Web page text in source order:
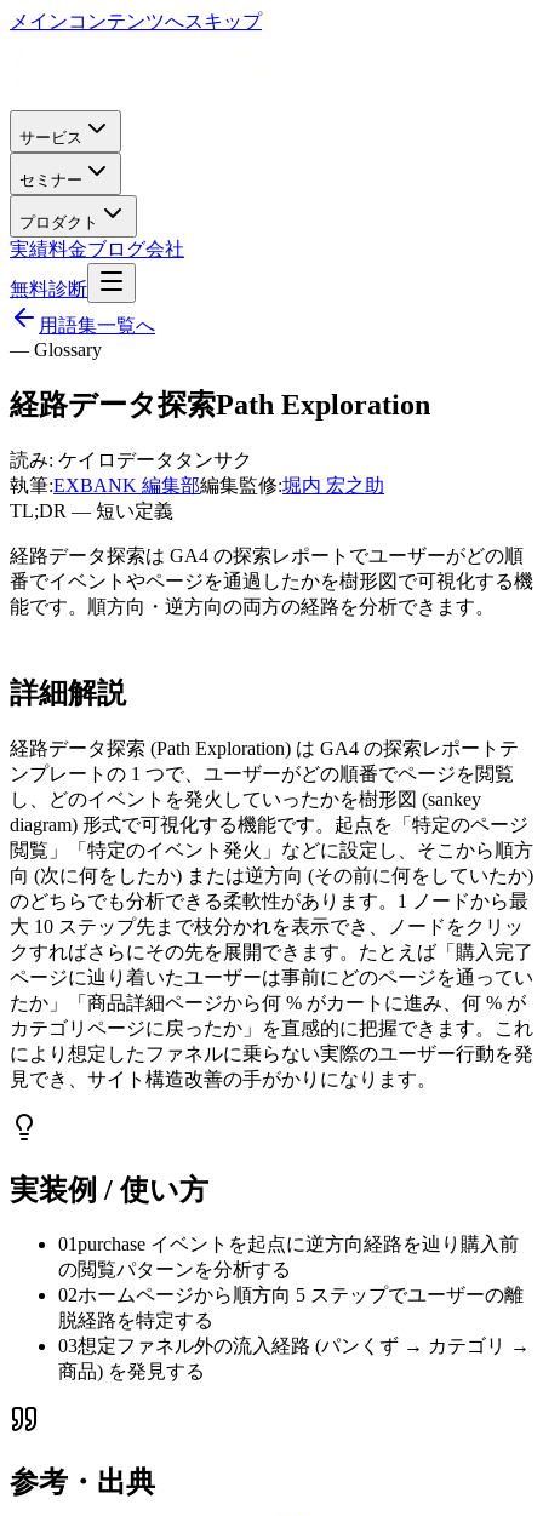
メインコンテンツへスキップ
サービス
セミナー
プロダクト
実績料金ブログ会社
無料診断
用語集一覧へ
— Glossary
経路データ探索Path Exploration
読み: ケイロデータタンサク
執筆:EXBANK 編集部編集監修:堀内 宏之助
TL;DR — 短い定義
経路データ探索は GA4 の探索レポートでユーザーがどの順
番でイベントやページを通過したかを樹形図で可視化する機
能です。順方向・逆方向の両方の経路を分析できます。
詳細解説
経路データ探索 (Path Exploration) は GA4 の探索レポートテ
ンプレートの 1 つで、ユーザーがどの順番でページを閲覧
し、どのイベントを発火していったかを樹形図 (sankey
diagram) 形式で可視化する機能です。起点を「特定のページ
閲覧」「特定のイベント発火」などに設定し、そこから順方
向 (次に何をしたか) または逆方向 (その前に何をしていたか)
のどちらでも分析できる柔軟性があります。1 ノードから最
大 10 ステップ先まで枝分かれを表示でき、ノードをクリッ
クすればさらにその先を展開できます。たとえば「購入完了
ページに辿り着いたユーザーは事前にどのページを通ってい
たか」「商品詳細ページから何 % がカートに進み、何 % が
カテゴリページに戻ったか」を直感的に把握できます。これ
により想定したファネルに乗らない実際のユーザー行動を発
見でき、サイト構造改善の手がかりになります。
実装例 / 使い方
01purchase イベントを起点に逆方向経路を辿り購入前
の閲覧パターンを分析する
02ホームページから順方向 5 ステップでユーザーの離
脱経路を特定する
03想定ファネル外の流入経路 (パンくず → カテゴリ →
商品) を発見する
参考・出典